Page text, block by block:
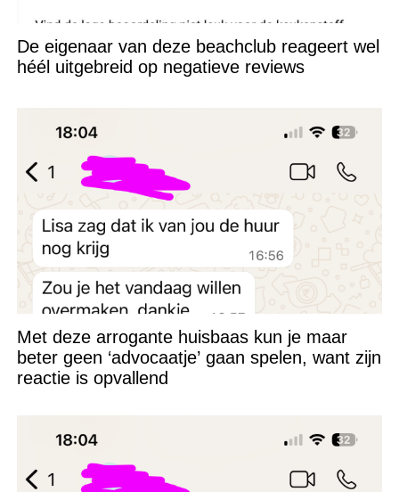
De eigenaar van deze beachclub reageert wel
héél uitgebreid op negatieve reviews
Met deze arrogante huisbaas kun je maar
beter geen ‘advocaatje’ gaan spelen, want zijn
reactie is opvallend